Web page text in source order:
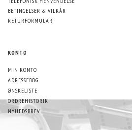
BETINGELSER & VILKÅR
RETURFORMULAR
KONTO
MIN KONTO
ADRESSEBOG
ØNSKELISTE
ORDREHISTORIK
NYHEDSBREV